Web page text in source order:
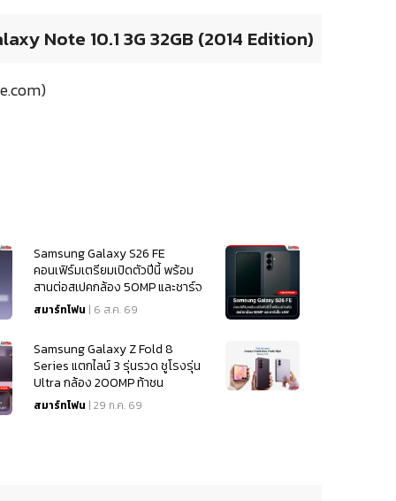
Note 10.1 3G 32GB (2014 Edition)
Samsung Galaxy S26 FE
คอนเฟิร์มเตรียมเปิดตัวปีนี้ พร้อม
สานต่อสเปคกล้อง 50MP และชาร์จ
ไว 45W
สมาร์ทโฟน | 6 ส.ค. 69
Samsung Galaxy Z Fold 8
Series แตกไลน์ 3 รุ่นรวด ชูโรงรุ่น
Ultra กล้อง 200MP ท้าชน
iPhone 18
สมาร์ทโฟน | 29 ก.ค. 69